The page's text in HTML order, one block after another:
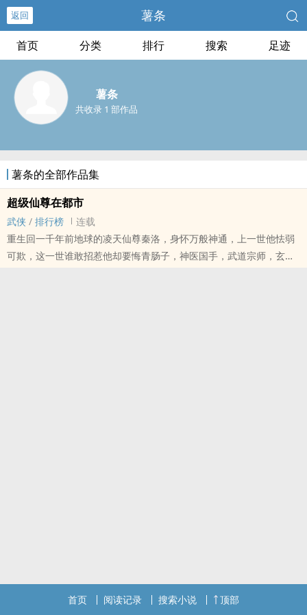
返回 薯条
首页 分类 排行 搜索 足迹
薯条
共收录 1 部作品
薯条的全部作品集
超级仙尊在都市
武侠 / 排行榜
连载
重生回一千年前地球的凌天仙尊秦洛，身怀万般神通，上一世他怯弱
可欺，这一世谁敢招惹他却要悔青肠子，神医国手，武道宗师，玄门
首页 阅读记录 搜索小说 顶部